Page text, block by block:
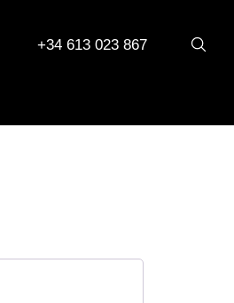
+34 613 023 867